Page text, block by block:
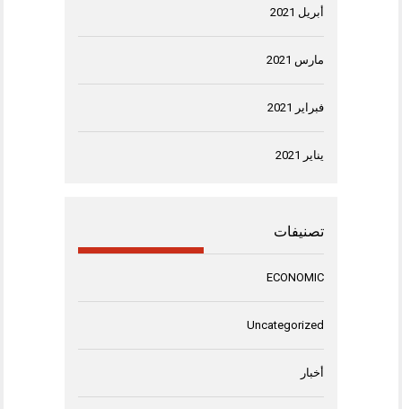
أبريل 2021
مارس 2021
فبراير 2021
يناير 2021
تصنيفات
ECONOMIC
Uncategorized
أخبار